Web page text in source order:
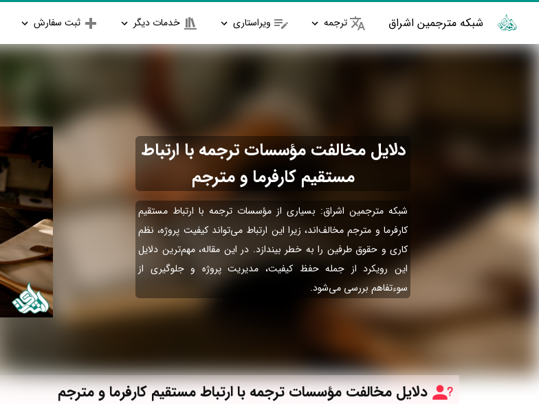
شبکه مترجمین اشراق ترجمه ویراستاری خدمات دیگر ثبت سفارش
دلایل مخالفت مؤسسات ترجمه با ارتباط
مستقیم کارفرما و مترجم
شبکه مترجمین اشراق: بسیاری از مؤسسات ترجمه با ارتباط مستقیم
کارفرما و مترجم مخالف‌اند، زیرا این ارتباط می‌تواند کیفیت پروژه، نظم
کاری و حقوق طرفین را به خطر بیندازد. در این مقاله، مهم‌ترین دلایل
این رویکرد از جمله حفظ کیفیت، مدیریت پروژه و جلوگیری از
سوءتفاهم بررسی می‌شود.
دلایل مخالفت مؤسسات ترجمه با ارتباط مستقیم کارفرما و مترجم